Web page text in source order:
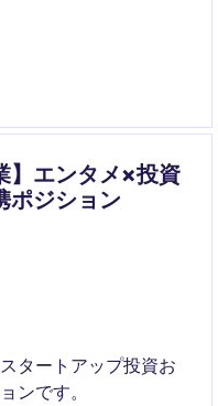
】エンタメ×投資
ポジション
タートアップ投資お
ンです。